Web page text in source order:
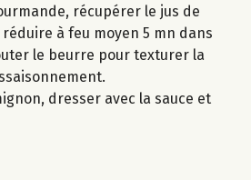
récupérer le jus de
à feu moyen 5 mn dans
le beurre pour texturer la
dresser avec la sauce et